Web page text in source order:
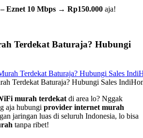
Eznet 10 Mbps → Rp150.000 aja!
Terdekat Baturaja? Hubungi
Terdekat Baturaja? Hubungi Sales
murah terdekat di area lo? Nggak
aja hubungi provider internet murah
jaringan luas di seluruh Indonesia, lo bisa
tanpa ribet!